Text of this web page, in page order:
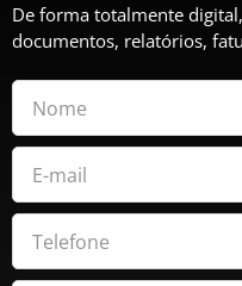
De forma totalmente
documentos, relatórios,